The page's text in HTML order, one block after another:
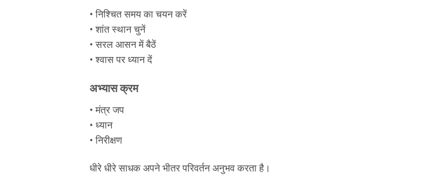
• निश्चित समय का चयन करें
• शांत स्थान चुनें
• सरल आसन में बैठें
• श्वास पर ध्यान दें
अभ्यास क्रम
• मंत्र जप
• ध्यान
• निरीक्षण
धीरे धीरे साधक अपने भीतर परिवर्तन अनुभव करता है।